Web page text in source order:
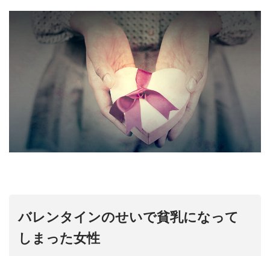
バレンタインのせいで貧乳になって
しまった女性